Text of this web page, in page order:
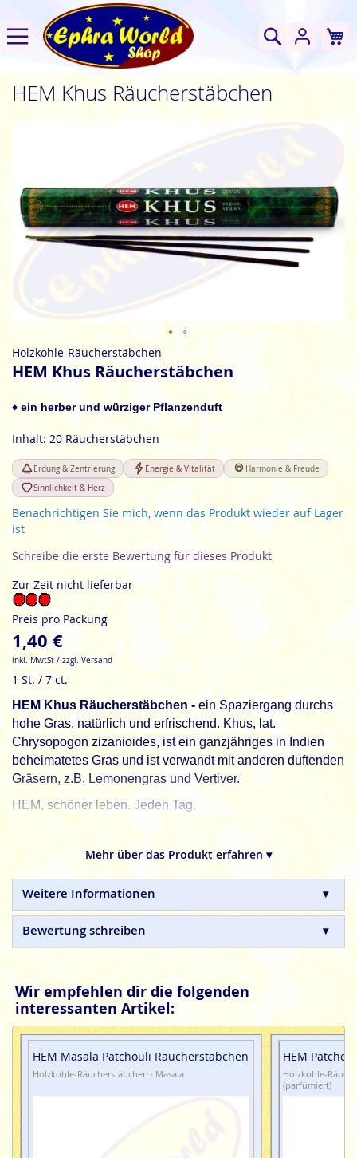
Suche
HEM Khus Räucherstäbchen
springen
Zum
Anfang
Bildgalerie
springen
Holzkohle-Räucherstäbchen
HEM Khus Räucherstäbchen
♦ ein herber und würziger Pflanzenduft
Inhalt: 20 Räucherstäbchen
Erdung & Zentrierung Energie & Vitalität
Harmonie & Freude
Sinnlichkeit & Herz
Benachrichtigen Sie mich, wenn das Produkt wieder auf Lager
ist
Schreibe die erste Bewertung für dieses Produkt
Zur Zeit nicht lieferbar
Preis pro Packung
1,40 €
inkl. MwtSt / zzgl. Versand
1 St. / 7 ct.
HEM Khus Räucherstäbchen - ein Spaziergang durchs
hohe Gras, natürlich und erfrischend. Khus, lat.
Chrysopogon zizanioides, ist ein ganzjähriges in Indien
beheimatetes Gras und ist verwandt mit anderen duftenden
Gräsern, z.B. Lemonengras und Vertiver.
HEM, schöner leben. Jeden Tag.
hergestellte Naturprodukte, ohne tierische, toxische oder
Mehr über das Produkt erfahren ▾
Weitere Informationen
Bewertung schreiben
Wir empfehlen dir die folgenden
interessanten Artikel:
HEM Masala Patchouli Räucherstäbchen
Holzkohle-Räucherstäbchen · Masala
HEM
Holzkohle-
(parfümiert)